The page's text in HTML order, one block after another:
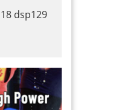
dsp129